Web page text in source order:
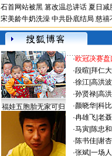
石首网站被黑 篡改温总讲话 夏日减
宋美龄牛奶洗澡 中共卧底结局 慈禧
福娃五胞胎无家可归
·欧冠决赛
·段暄 拜仁
·徐江| 高洪
·孙贤禄| 高
·颜晓华| 科
·冉雄飞| 老
·马寅| 陈忠
·陈书佳| 谢
·张斌| 一场